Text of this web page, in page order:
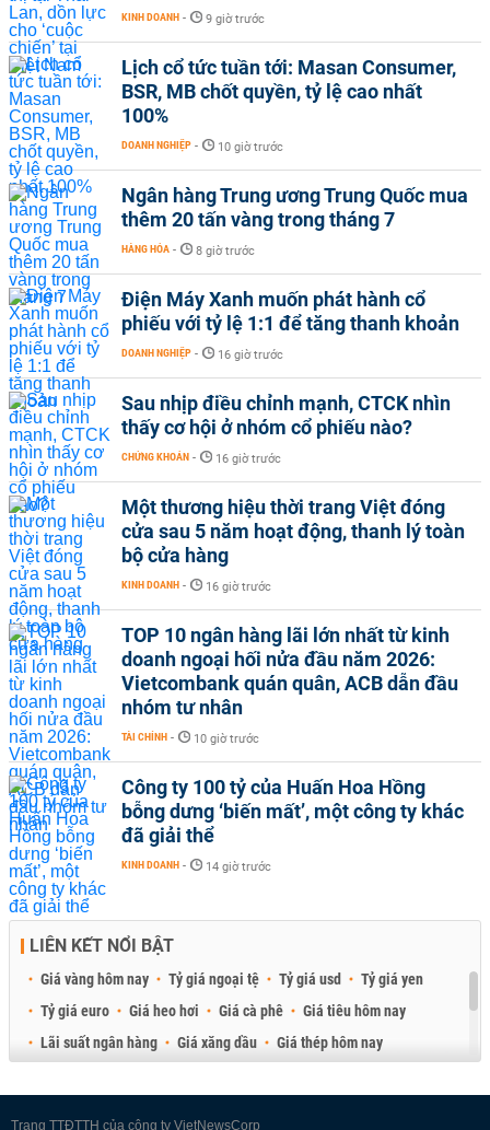
KINH DOANH - 9 giờ trước
Lịch cổ tức tuần tới: Masan Consumer,
BSR, MB chốt quyền, tỷ lệ cao nhất
100%
DOANH NGHIỆP - 10 giờ trước
Ngân hàng Trung ương Trung Quốc mua
thêm 20 tấn vàng trong tháng 7
HÀNG HÓA - 8 giờ trước
Điện Máy Xanh muốn phát hành cổ
phiếu với tỷ lệ 1:1 để tăng thanh khoản
DOANH NGHIỆP - 16 giờ trước
Sau nhịp điều chỉnh mạnh, CTCK nhìn
thấy cơ hội ở nhóm cổ phiếu nào?
CHỨNG KHOÁN - 16 giờ trước
Một thương hiệu thời trang Việt đóng
cửa sau 5 năm hoạt động, thanh lý toàn
bộ cửa hàng
KINH DOANH - 16 giờ trước
TOP 10 ngân hàng lãi lớn nhất từ kinh
doanh ngoại hối nửa đầu năm 2026:
Vietcombank quán quân, ACB dẫn đầu
nhóm tư nhân
TÀI CHÍNH - 10 giờ trước
Công ty 100 tỷ của Huấn Hoa Hồng
bỗng dưng ‘biến mất’, một công ty khác
đã giải thể
KINH DOANH - 14 giờ trước
LIÊN KẾT NỔI BẬT
Giá vàng hôm nay Tỷ giá ngoại tệ Tỷ giá usd
Tỷ giá yen
Tỷ giá euro
Giá heo hơi Giá cà phê
Giá tiêu hôm nay
Lãi suất ngân hàng
Giá xăng dầu
Giá thép hôm nay
Trang TTĐTTH của công ty VietNewsCorp